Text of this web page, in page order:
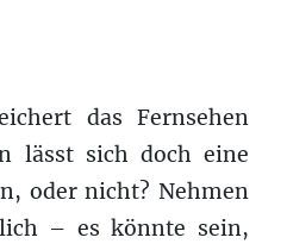
das Fernse­hen
lässt sich doch eine
oder nicht? Nehmen
– es kön­nte sein,